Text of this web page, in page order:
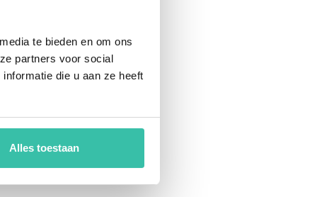
te bieden en om ons
partners voor social
die u aan ze heeft
Alles toestaan